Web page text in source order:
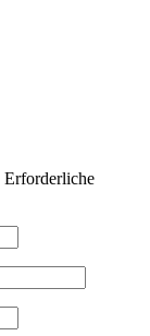
Erforderliche